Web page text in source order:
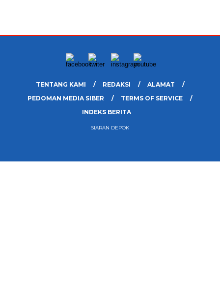
TENTANG KAMI REDAKSI
ALAMAT
PEDOMAN MEDIA SIBER
TERMS OF SERVICE
INDEKS BERITA
SIARAN DEPOK